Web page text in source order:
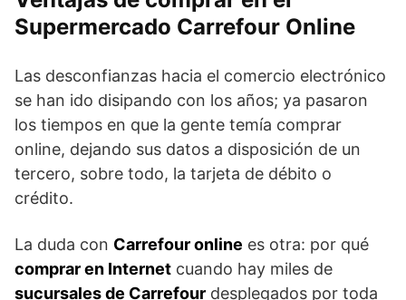
Supermercado Carrefour Online
Las desconfianzas hacia el comercio electrónico
se han ido disipando con los años; ya pasaron
los tiempos en que la gente temía comprar
online, dejando sus datos a disposición de un
tercero, sobre todo, la tarjeta de débito o
crédito.
La duda con Carrefour online es otra: por qué
comprar en Internet cuando hay miles de
sucursales de Carrefour desplegados por toda